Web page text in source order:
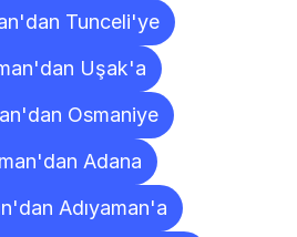
Tunceli'ye
Uşak'a
Osmaniye
Adana
Adıyaman'a